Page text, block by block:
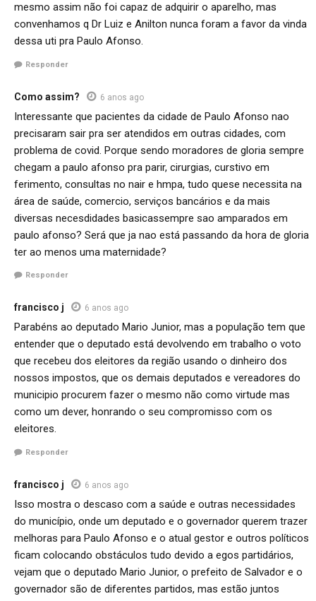
mesmo assim não foi capaz de adquirir o aparelho, mas
convenhamos q Dr Luiz e Anilton nunca foram a favor da vinda
dessa uti pra Paulo Afonso.
Responder
Como assim? 6 anos ago
Interessante que pacientes da cidade de Paulo Afonso nao
precisaram sair pra ser atendidos em outras cidades, com
problema de covid. Porque sendo moradores de gloria sempre
chegam a paulo afonso pra parir, cirurgias, curstivo em
ferimento, consultas no nair e hmpa, tudo quese necessita na
área de saúde, comercio, serviços bancários e da mais
diversas necesdidades basicassempre sao amparados em
paulo afonso? Será que ja nao está passando da hora de gloria
ter ao menos uma maternidade?
Responder
francisco j 6 anos ago
Parabéns ao deputado Mario Junior, mas a população tem que
entender que o deputado está devolvendo em trabalho o voto
que recebeu dos eleitores da região usando o dinheiro dos
nossos impostos, que os demais deputados e vereadores do
municipio procurem fazer o mesmo não como virtude mas
como um dever, honrando o seu compromisso com os
eleitores.
Responder
francisco j 6 anos ago
Isso mostra o descaso com a saúde e outras necessidades
do município, onde um deputado e o governador querem trazer
melhoras para Paulo Afonso e o atual gestor e outros políticos
ficam colocando obstáculos tudo devido a egos partidários,
vejam que o deputado Mario Junior, o prefeito de Salvador e o
governador são de diferentes partidos, mas estão juntos